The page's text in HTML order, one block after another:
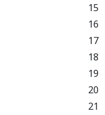
15
16
17
18
19
20
21